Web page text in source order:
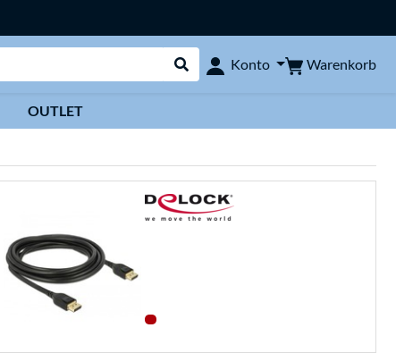
Suche durchführen
Konto Warenkorb
OUTLET